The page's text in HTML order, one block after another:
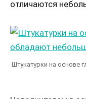
отличаются
Штукатурки на основе